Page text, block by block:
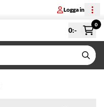
Logga in
0:-
0